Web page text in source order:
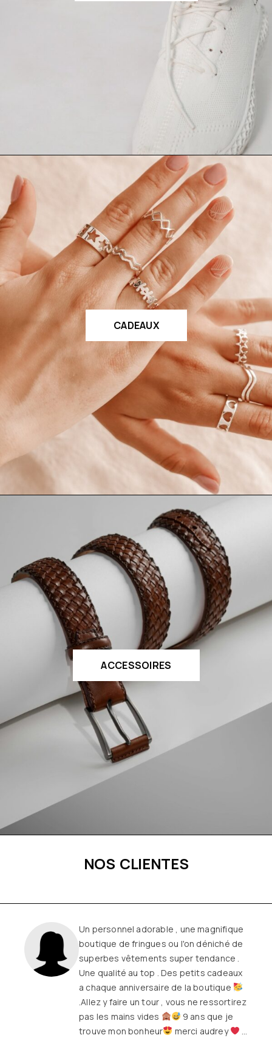
CADEAUX
ACCESSOIRES
NOS CLIENTES
Un personnel adorable , une magnifique
boutique de fringues ou l'on déniché de
superbes vêtements super tendance .
Une qualité au top . Des petits cadeaux
a chaque anniversaire de la boutique
.Allez y faire un tour , vous ne ressortirez
pas les mains vides
9 ans que je
trouve mon bonheur
merci audrey …